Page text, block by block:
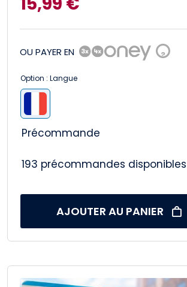
OU PAYER EN ?
Option : Langue
Précommande
193 précommandes disponibles
AJOUTER AU PANIER